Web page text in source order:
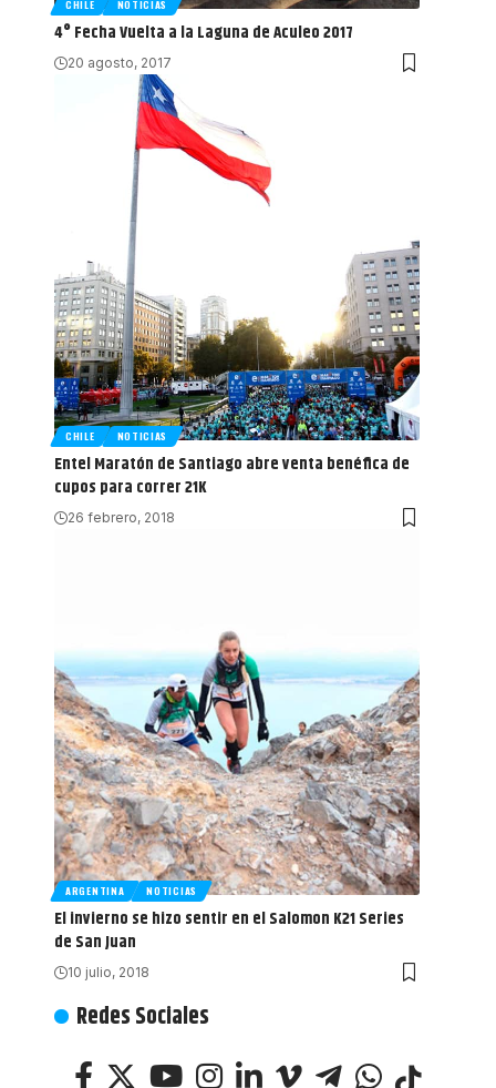
CHILE NOTICIAS
4° Fecha Vuelta a la Laguna de Aculeo 2017
20 agosto, 2017
CHILE NOTICIAS
Entel Maratón de Santiago abre venta benéfica de
cupos para correr 21K
26 febrero, 2018
ARGENTINA NOTICIAS
El invierno se hizo sentir en el Salomon K21 Series
de San Juan
10 julio, 2018
Redes Sociales